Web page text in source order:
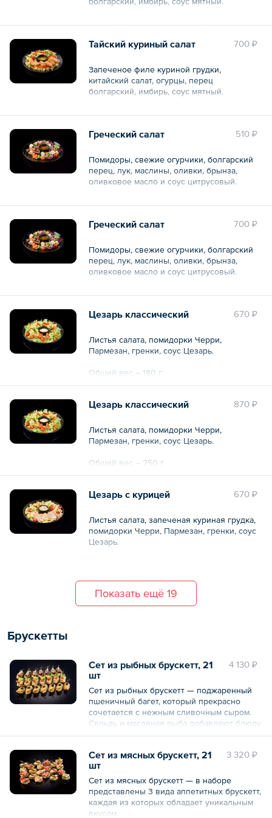
Общий вес – 200 г
700 ₽
Тайский куриный салат
Запеченое филе куриной грудки,
китайский салат, огурцы, перец
болгарский, имбирь, соус мятный.
Общий вес – 300 г
510 ₽
Греческий салат
Помидоры, свежие огурчики, болгарский
перец, лук, маслины, оливки, брынза,
оливковое масло и соус цитрусовый.
Общий вес – 180 г
700 ₽
Греческий салат
Помидоры, свежие огурчики, болгарский
перец, лук, маслины, оливки, брынза,
оливковое масло и соус цитрусовый.
Общий вес – 250 г
670 ₽
Цезарь классический
Листья салата, помидорки Черри,
Пармезан, гренки, соус Цезарь.
Общий вес – 180 г
870 ₽
Цезарь классический
Листья салата, помидорки Черри,
Пармезан, гренки, соус Цезарь.
Общий вес – 250 г
670 ₽
Цезарь с курицей
Листья салата, запеченая куриная грудка,
помидорки Черри, Пармезан, гренки, соус
Цезарь.
Показать ещё 19
Брускетты
4 130 ₽
Сет из рыбных брускетт, 21
шт
Сет из рыбных брускетт — поджаренный
пшеничный багет, который прекрасно
сочетается с нежным сливочным сыром.
Сельдь и масляная рыба добавляют блюду
насыщенности, а свежий огурец и маслины
оттенки свеклы делают брускетты не
только вкусными, но и визуально
привлекательными.
Сет из рыбных брускетт идеально
подходит для любого мероприятия.
3 320 ₽
Сет из мясных брускетт, 21
шт
Сет из мясных брускетт — в наборе
представлены 3 вида аппетитных брускетт,
каждая из которых обладает уникальным
вкусом.